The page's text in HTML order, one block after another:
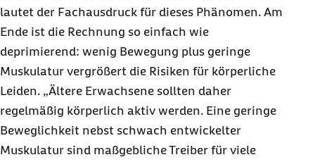
lautet der Fachausdruck für dieses Phänomen. Am
Ende ist die Rechnung so einfach wie
deprimierend: wenig Bewegung plus geringe
Muskulatur vergrößert die Risiken für körperliche
Leiden. „Ältere Erwachsene sollten daher
regelmäßig körperlich aktiv werden. Eine geringe
Beweglichkeit nebst schwach entwickelter
Muskulatur sind maßgebliche Treiber für viele